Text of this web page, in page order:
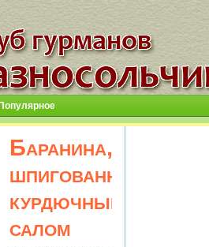
Популярное
Баранина,
шпигованная
курдючным
салом